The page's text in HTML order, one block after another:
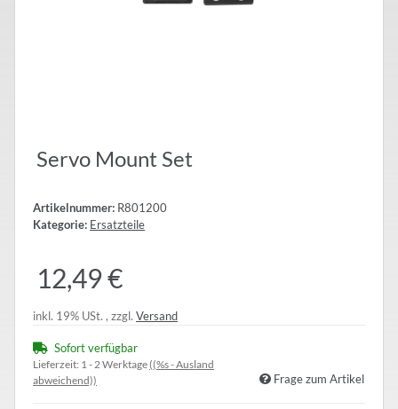
Servo Mount Set
Artikelnummer: R801200
Kategorie: Ersatzteile
12,49 €
inkl. 19% USt. , zzgl. Versand
Sofort verfügbar
Lieferzeit: 1 - 2 Werktage((%s - Ausland
abweichend))
Frage zum Artikel